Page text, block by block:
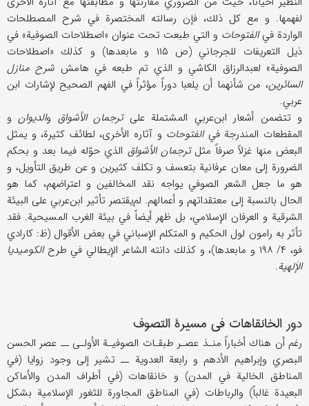
لفهمها. و مع كل ذلك، فإن رسالته المختصرة في شرح المصطلحات
الواردة فيالفتوحات و التي طبعت تحت عنوان «اصطلاحات الصوفية» في
ذيل التعريفات للجرجاني (ص ۱۱۵ و مابعدها) و كذلك «اصطلاحات
الصوفية» لعبد‌الرزاق الكاشي و الذي تم طبعه في هامش شرح منازل
السائرين، من شأنهما أن يلعبا دوراً مؤثراً في الفهم الصحيح لإشارات ابن
عربي.
و تتضمن أشعار ابن‌عربي المشتملة علىترجمان الأشواق والديوانو
المقطعات المندرجة فيالفتوحات و آثاره الأخرى، لطائف كثيرة، و يمثل
البعض منها غزلاً صرفاً مثلترجمان الأشواق الذي حوّله فيما بعد و بحكم
الضرورة إلى معان عرفانية بتعسف و تكلف كثيرين و عن طريق التأويل، و
هو ما جعل الشعر الصوفي يواجه نقد المخالفين و اعتراضهم، كما هو
الحال بالنسبة إلى معتقداتهم و أعمالهم. لم‌يقتصر تأثير ابن‌عربي على البيئة
الشرقية و العرفان الإسلامي، بل ظهر أيضاً في بيئة الغرب المسيحية. فقد
تأثر به رامون لول الحكيم و المتكلم الإسباني في بعض الأقوال (ظ: كارادي
فو، ۴/ ۱۹۸ و مابعدها)، و كذلك دانته الشاعر الإيطالي في طرح
الكوميديا
الإٰلهية.
دور الخانقاهات في مسيرة التصوف
رغم أن هناك أخباراً منـذ عصـر طبقـات الصوفيـة الأولـى ــ عصر الحسن
البصري وإبراهيم الأدهم و رابعة العدوية ــ تشير إلى وجود زوايا (في
المناطق الخالية في المدن) و خانقاهات (في أطراف المدن والأماكن
البعيدة غالباً) والرباطات (في المناطق المجاورة للثغور الإسلامية بشكل